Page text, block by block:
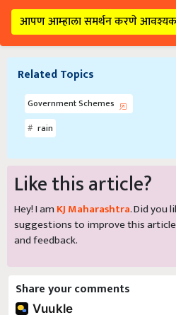
आपण आम्हाला समर्थन करणे
Related Topics
Government Schemes
rain
Like this article?
Hey! I am KJ Maharashtra. Did you
suggestions to improve this
and feedback.
Share your comments